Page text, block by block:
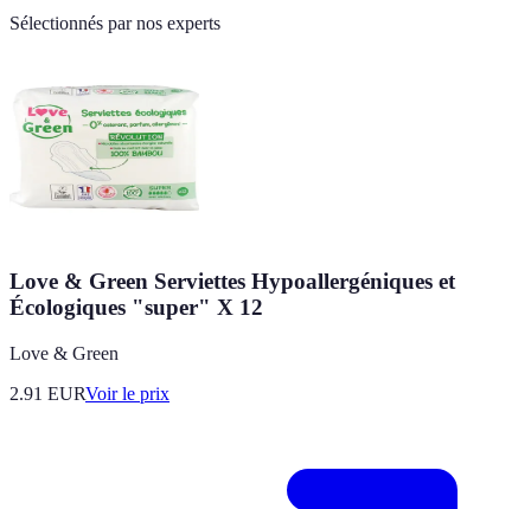
Sélectionnés par nos experts
Love & Green Serviettes Hypoallergéniques et
Écologiques "super" X 12
Love & Green
2.91 EURVoir le prix